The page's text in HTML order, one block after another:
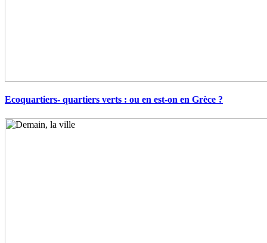
Ecoquartiers- quartiers verts : ou en est-on en Grèce ?